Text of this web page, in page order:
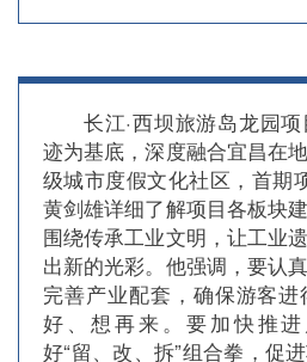
长江·西坝旅游岛龙园
迹为基底，深度融合宜昌在
级城市度假文化社区，首期
黄剑雄详细了解项目各板块
围绕传承工业文明，让工业
出新的光彩。他强调，要认
完善产业配套，确保游客
好、想再来。要加快推
好“留、改、拆”组合拳，促